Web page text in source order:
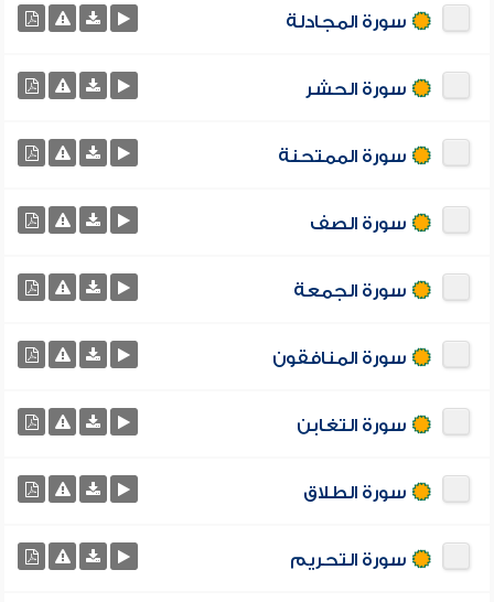
سورة المجادلة
سورة الحشر
سورة الممتحنة
سورة الصف
سورة الجمعة
سورة المنافقون
سورة التغابن
سورة الطلاق
سورة التحريم